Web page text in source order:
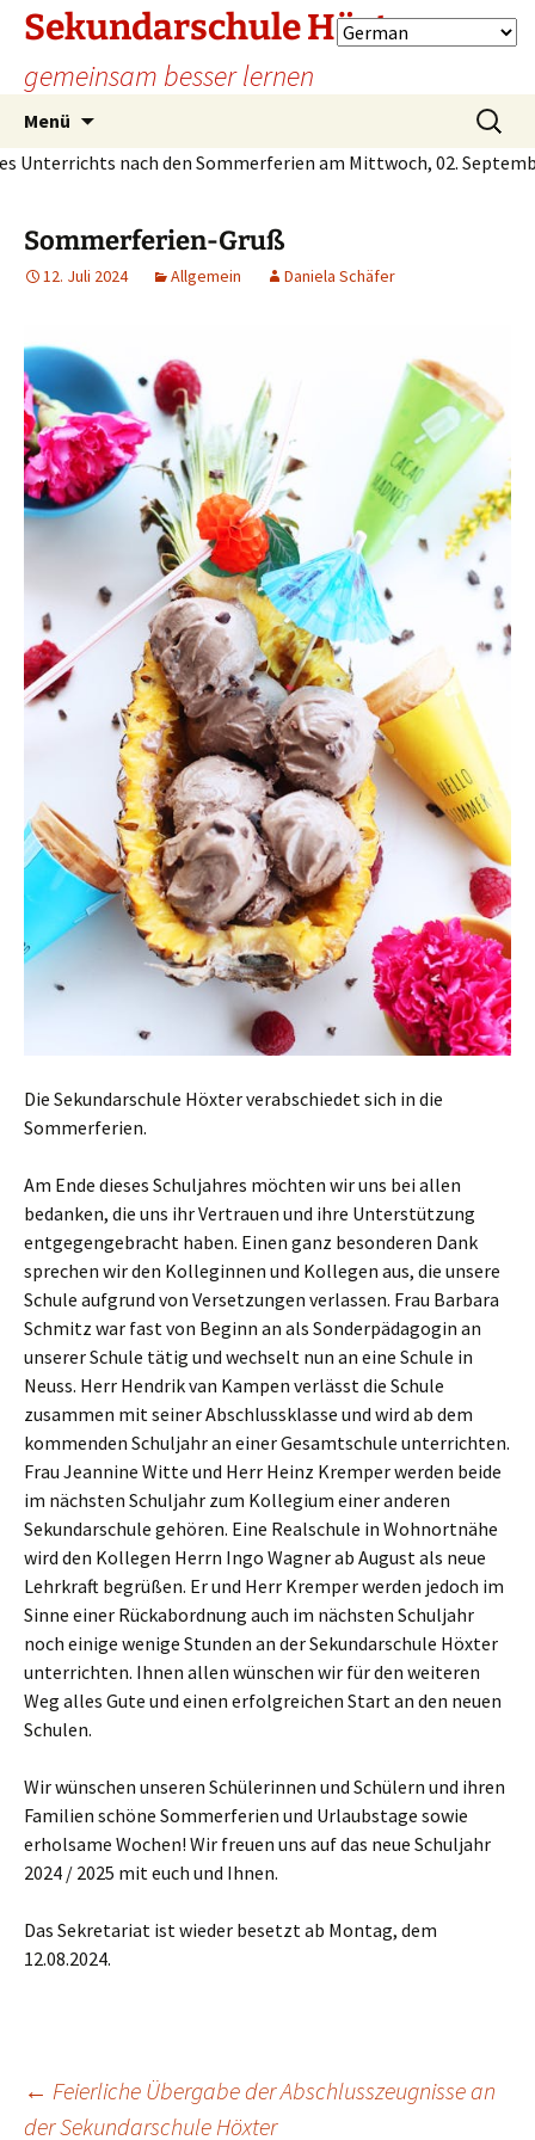
Sekundarschule Höxter
gemeinsam besser lernen
Menü
springen
Suche
nach:
nach den Sommerferien am Mittwoch, 02. September
Sommerferien-Gruß
12. Juli 2024 Allgemein Daniela Schäfer
Die Sekundarschule Höxter verabschiedet sich in die
Sommerferien.
Am Ende dieses Schuljahres möchten wir uns bei allen
bedanken, die uns ihr Vertrauen und ihre Unterstützung
entgegengebracht haben. Einen ganz besonderen Dank
sprechen wir den Kolleginnen und Kollegen aus, die unsere
Schule aufgrund von Versetzungen verlassen. Frau Barbara
Schmitz war fast von Beginn an als Sonderpädagogin an
unserer Schule tätig und wechselt nun an eine Schule in
Neuss. Herr Hendrik van Kampen verlässt die Schule
zusammen mit seiner Abschlussklasse und wird ab dem
kommenden Schuljahr an einer Gesamtschule unterrichten.
Frau Jeannine Witte und Herr Heinz Kremper werden beide
im nächsten Schuljahr zum Kollegium einer anderen
Sekundarschule gehören. Eine Realschule in Wohnortnähe
wird den Kollegen Herrn Ingo Wagner ab August als neue
Lehrkraft begrüßen. Er und Herr Kremper werden jedoch im
Sinne einer Rückabordnung auch im nächsten Schuljahr
noch einige wenige Stunden an der Sekundarschule Höxter
unterrichten. Ihnen allen wünschen wir für den weiteren
Weg alles Gute und einen erfolgreichen Start an den neuen
Schulen.
Wir wünschen unseren Schülerinnen und Schülern und ihren
Familien schöne Sommerferien und Urlaubstage sowie
erholsame Wochen! Wir freuen uns auf das neue Schuljahr
2024 / 2025 mit euch und Ihnen.
Das Sekretariat ist wieder besetzt ab Montag, dem
12.08.2024.
Beitrags-
← Feierliche Übergabe der Abschlusszeugnisse an
der Sekundarschule Höxter